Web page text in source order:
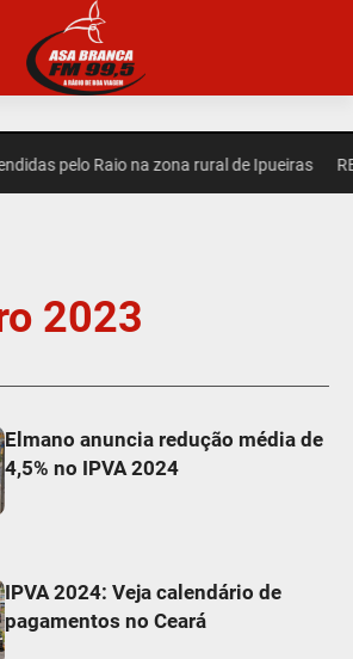
pelo Raio na zona rural de Ipueiras
2023
Elmano anuncia redução média de
4,5% no IPVA 2024
IPVA 2024: Veja calendário de
pagamentos no Ceará